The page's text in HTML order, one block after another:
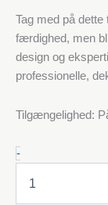
Tag med på
færdighed, men
design og
professionelle,
Tilgængelighed:
-17.-18.
marts
2025: